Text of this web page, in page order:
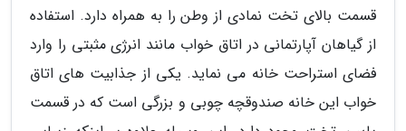
قسمت بالای تخت نمادی از وطن را به همراه دارد. استفاده
از گیاهان آپارتمانی در اتاق خواب مانند انرژی مثبتی را وارد
فضای استراحت خانه می نماید. یکی از جذابیت های اتاق
خواب این خانه صندوقچه چوبی و بزرگی است که در قسمت